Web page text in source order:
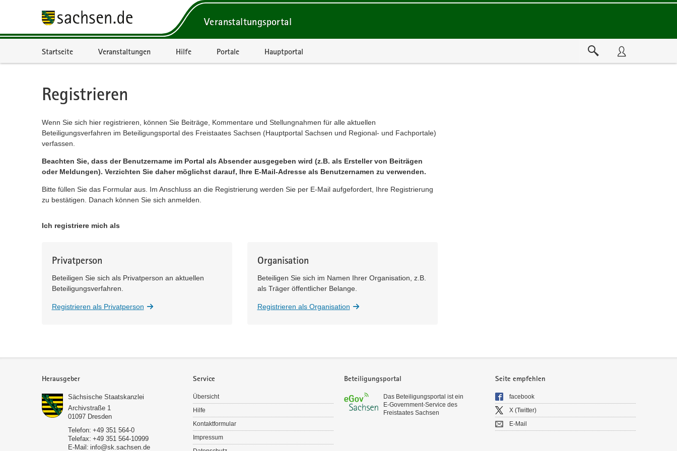
Veranstaltungsportal
Startseite Veranstaltungen Hilfe Portale Hauptportal
Registrieren
Wenn Sie sich hier registrieren, können Sie Beiträge, Kommentare und Stellungnahmen für alle aktuellen
Beteiligungsverfahren im Beteiligungsportal des Freistaates Sachsen (Hauptportal Sachsen und Regional- und Fachportale)
verfassen.
Beachten Sie, dass der Benutzername im Portal als Absender ausgegeben wird (z.B. als Ersteller von Beiträgen
oder Meldungen). Verzichten Sie daher möglichst darauf, Ihre E-Mail-Adresse als Benutzernamen zu verwenden.
Bitte füllen Sie das Formular aus. Im Anschluss an die Registrierung werden Sie per E-Mail aufgefordert, Ihre Registrierung
zu bestätigen. Danach können Sie sich anmelden.
Ich registriere mich als
Privatperson
Beteiligen Sie sich als Privatperson an aktuellen
Beteiligungsverfahren.
Registrieren als Privatperson
Organisation
Beteiligen Sie sich im Namen Ihrer Organisation, z.B.
als Träger öffentlicher Belange.
Registrieren als Organisation
Herausgeber
Sächsische Staatskanzlei
Archivstraße 1
01097 Dresden
Telefon: +49 351 564-0
Telefax: +49 351 564-10999
E-Mail: info@sk.sachsen.de
Service
Übersicht
Hilfe
Kontaktformular
Impressum
Beteiligungsportal
Das Beteiligungsportal ist ein
E‑Government-Service des
Freistaates Sachsen
Seite empfehlen
facebook
X (Twitter)
E-Mail